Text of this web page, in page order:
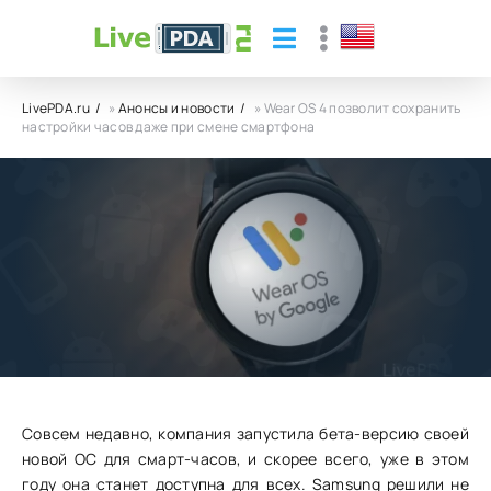
LivePDA.ru »Анонсы и новости
» Wear OS 4 позволит сохранить
настройки часов даже при смене смартфона
Wear OS 4 позволит сохранить
настройки часов даже при смене
0
Совсем недавно, компания запустила бета-версию своей
новой ОС для смарт-часов, и скорее всего, уже в этом
году она станет доступна для всех. Samsung решили не